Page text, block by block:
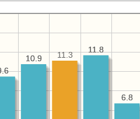
6.8
11.8
10.9
6.8
11.8
11.3
10.9